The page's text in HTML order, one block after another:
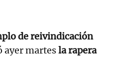
de reivindicación
ayer martesla rapera